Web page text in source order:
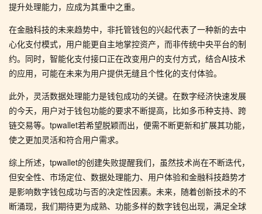
提升处理能力，应成为其重中之重。
在金融科技的未来趋势中，非托管钱包的兴起代表了一种新的去中
心化支付模式，用户能更自主地掌控资产，而非传统中央平台的制
约。同时，智能化支付接口正在改变用户的支付方式，结合AI技术
的应用，可能在未来为用户提供无缝且个性化的支付体验。
此外，灵活数据处理能力是钱包成功的关键。在数字经济快速发展
的今天，用户对于钱包功能的要求不断提高，比如多币种支持、跨
链交易等。tpwallet若希望脱颖而出，便需不断更新和扩展其功能，
使之更加灵活和符合用户需求。
综上所述，tpwallet的创建失败提醒我们，虽然技术尚在不断迭代，
但安全性、市场定位、数据处理能力、用户体验和金融科技趋势才
是影响数字钱包成功与否的决定性因素。未来，随着创新技术的不
断涌现，我们期待更为成熟、功能多样的数字钱包出现，满足全球